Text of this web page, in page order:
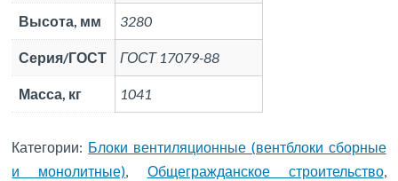
Высота, мм 3280
Серия/ГОСТ ГОСТ 17079-88
Масса, кг 1041
Категории: Блоки вентиляционные (вентблоки сборные
и монолитные), Общегражданское строительство,